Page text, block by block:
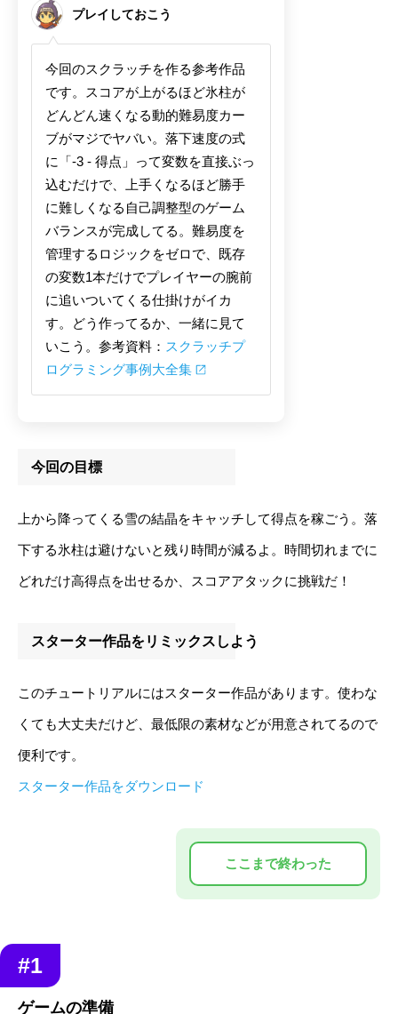
プレイしておこう
今回のスクラッチを作る参考作品
です。スコアが上がるほど氷柱が
どんどん速くなる動的難易度カー
ブがマジでヤバい。落下速度の式
に「-3 - 得点」って変数を直接ぶっ
込むだけで、上手くなるほど勝手
に難しくなる自己調整型のゲーム
バランスが完成してる。難易度を
管理するロジックをゼロで、既存
の変数1本だけでプレイヤーの腕前
に追いついてくる仕掛けがイカ
す。どう作ってるか、一緒に見て
いこう。参考資料： スクラッチプ
ログラミング事例大全集
今回の目標
上から降ってくる雪の結晶をキャッチして得点を稼ごう。落
下する氷柱は避けないと残り時間が減るよ。時間切れまでに
どれだけ高得点を出せるか、スコアアタックに挑戦だ！
スターター作品をリミックスしよう
このチュートリアルにはスターター作品があります。使わな
くても大丈夫だけど、最低限の素材などが用意されてるので
便利です。
スターター作品をダウンロード
#1
ゲームの準備